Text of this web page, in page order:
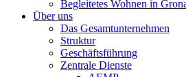
Begleitetes Wohnen in
Über uns
Das Gesamtunternehmen
Struktur
Geschäftsführung
Zentrale Dienste